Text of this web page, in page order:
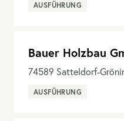
AUSFÜHRUNG
Bauer Holzbau
74589 Satteldorf-
AUSFÜHRUNG